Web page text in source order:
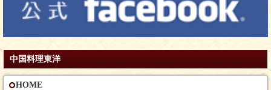
中国料理東洋
HOME